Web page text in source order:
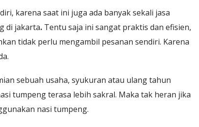
karena saat ini juga ada banyak sekali jasa
di jakarta. Tentu saja ini sangat praktis dan efisien,
tidak perlu mengambil pesanan sendiri. Karena
sebuah usaha, syukuran atau ulang tahun
tumpeng terasa lebih sakral. Maka tak heran jika
nasi tumpeng.